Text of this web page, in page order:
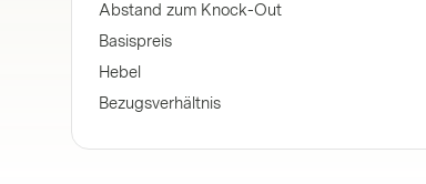
Abstand zum Knock-Out
Basispreis
Hebel
Bezugsverhältnis